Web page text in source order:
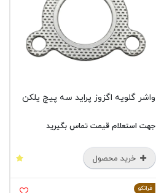
واشر گلویه اگزوز پراید سه پیچ یلکن
جهت استعلام قیمت تماس بگیرید
خرید محصول
فرانکو